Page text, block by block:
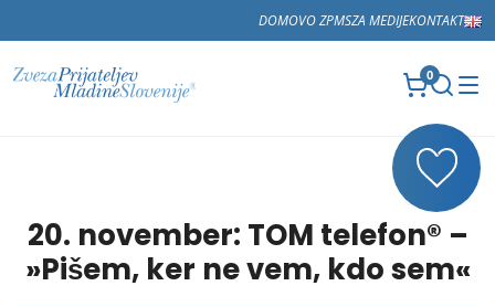
DOMOVO ZPMSZA MEDIJEKONTAKT
0
20. november: TOM telefon® –
»Pišem, ker ne vem, kdo sem«